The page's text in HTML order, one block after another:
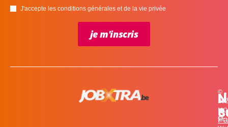
©
for
J'accepte les conditions générales et de la vie privée
je m'inscris